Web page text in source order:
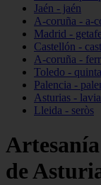
Jaén - jaén
A-coruña - a-
Madrid -
Castellón -
A-coruña -
Toledo -
Palencia -
Asturias -
Lleida - seròs
de